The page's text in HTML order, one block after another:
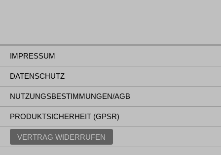
IMPRESSUM
DATENSCHUTZ
NUTZUNGSBESTIMMUNGEN/AGB
PRODUKTSICHERHEIT (GPSR)
VERTRAG WIDERRUFEN